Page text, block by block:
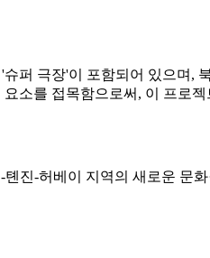
퍼 극장'이 포함되어 있으며
소를 접목함으로써, 이 프로
진-허베이 지역의 새로운 문